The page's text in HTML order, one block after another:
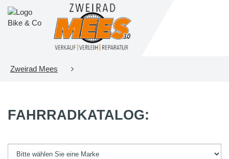
Zweirad Mees
FAHRRADKATALOG: